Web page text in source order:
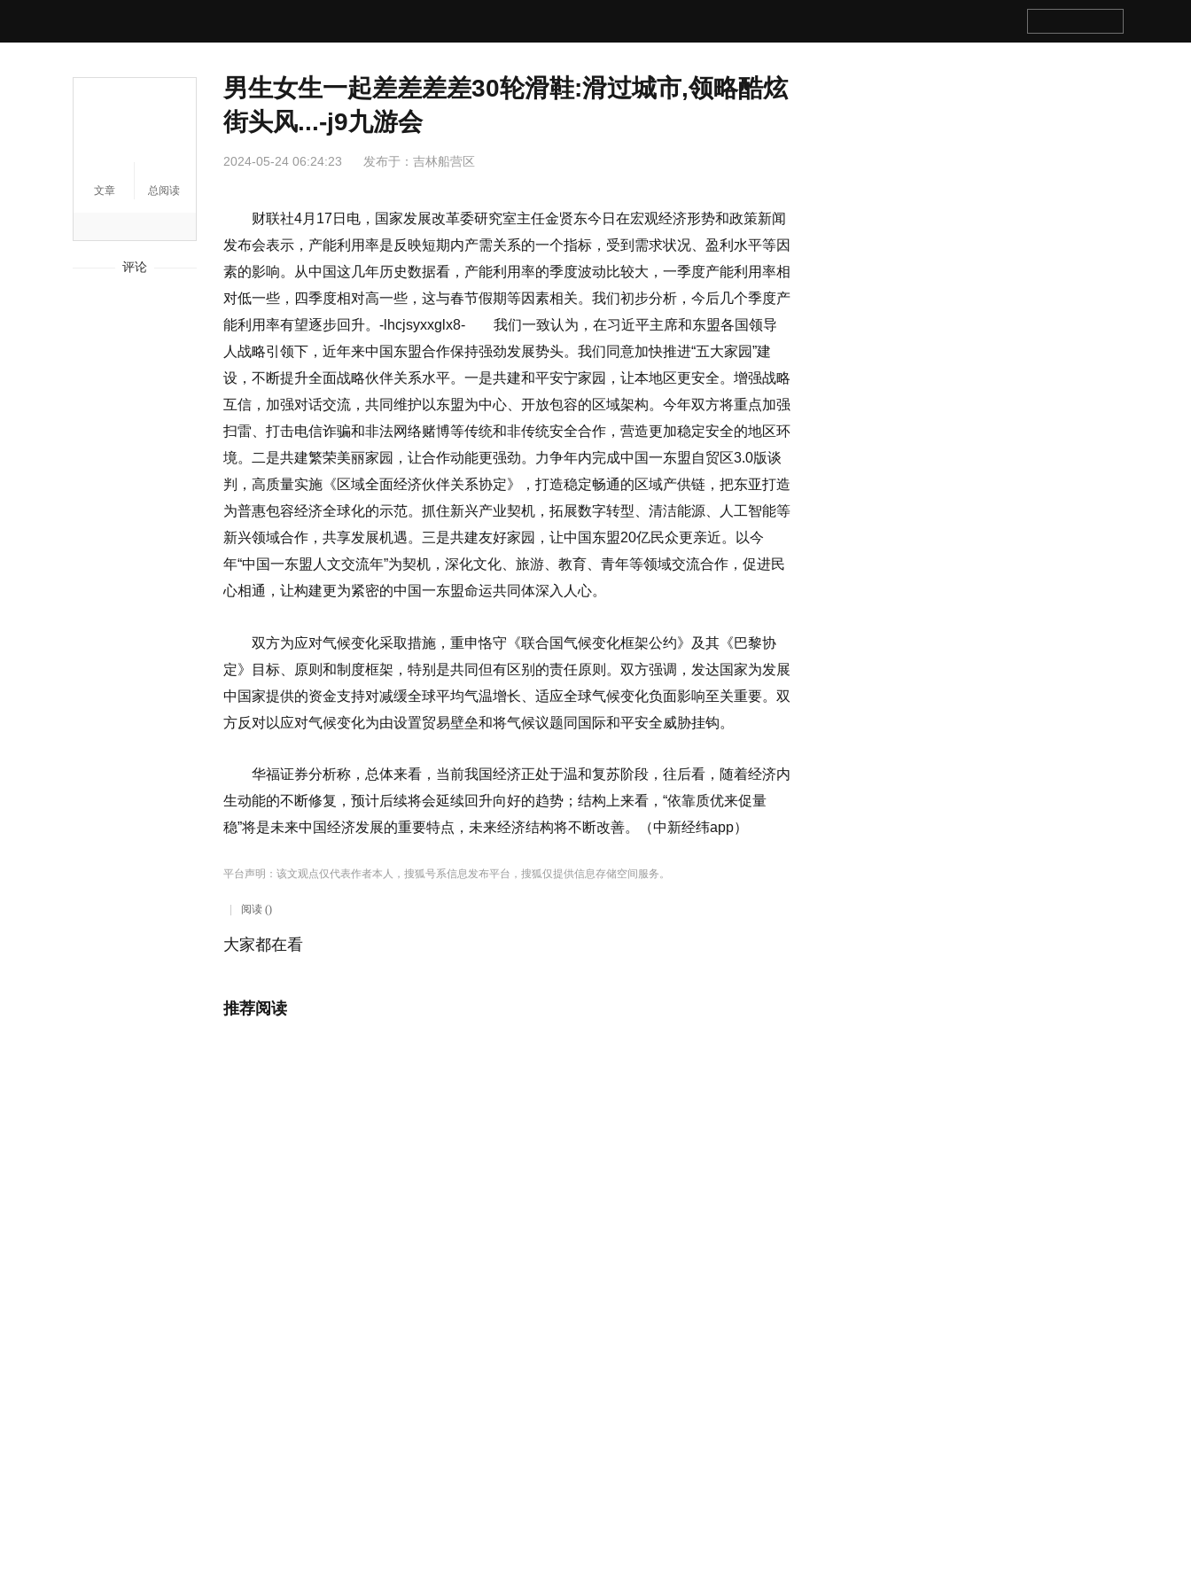
文章 总阅读
评论
男生女生一起差差差差30轮滑鞋:滑过城市,领略酷炫
街头风...-j9九游会
2024-05-24 06:24:23 发布于： 吉林船营区
财联社4月17日电，国家发展改革委研究室主任金贤东今日在宏观经济形势和政策新闻
发布会表示，产能利用率是反映短期内产需关系的一个指标，受到需求状况、盈利水平等因
素的影响。从中国这几年历史数据看，产能利用率的季度波动比较大，一季度产能利用率相
对低一些，四季度相对高一些，这与春节假期等因素相关。我们初步分析，今后几个季度产
能利用率有望逐步回升。 -lhcjsyxxglx8- 我们一致认为，在习近平主席和东盟各国领导
人战略引领下，近年来中国东盟合作保持强劲发展势头。我们同意加快推进“五大家园”建
设，不断提升全面战略伙伴关系水平。一是共建和平安宁家园，让本地区更安全。增强战略
互信，加强对话交流，共同维护以东盟为中心、开放包容的区域架构。今年双方将重点加强
扫雷、打击电信诈骗和非法网络赌博等传统和非传统安全合作，营造更加稳定安全的地区环
境。二是共建繁荣美丽家园，让合作动能更强劲。力争年内完成中国一东盟自贸区3.0版谈
判，高质量实施《区域全面经济伙伴关系协定》，打造稳定畅通的区域产供链，把东亚打造
为普惠包容经济全球化的示范。抓住新兴产业契机，拓展数字转型、清洁能源、人工智能等
新兴领域合作，共享发展机遇。三是共建友好家园，让中国东盟20亿民众更亲近。以今
年“中国一东盟人文交流年”为契机，深化文化、旅游、教育、青年等领域交流合作，促进民
心相通，让构建更为紧密的中国一东盟命运共同体深入人心。
双方为应对气候变化采取措施，重申恪守《联合国气候变化框架公约》及其《巴黎协
定》目标、原则和制度框架，特别是共同但有区别的责任原则。双方强调，发达国家为发展
中国家提供的资金支持对减缓全球平均气温增长、适应全球气候变化负面影响至关重要。双
方反对以应对气候变化为由设置贸易壁垒和将气候议题同国际和平安全威胁挂钩。
华福证券分析称，总体来看，当前我国经济正处于温和复苏阶段，往后看，随着经济内
生动能的不断修复，预计后续将会延续回升向好的趋势；结构上来看，“依靠质优来促量
稳”将是未来中国经济发展的重要特点，未来经济结构将不断改善。（中新经纬app）
平台声明：该文观点仅代表作者本人，搜狐号系信息发布平台，搜狐仅提供信息存储空间服务。
阅读 ()
大家都在看
推荐阅读